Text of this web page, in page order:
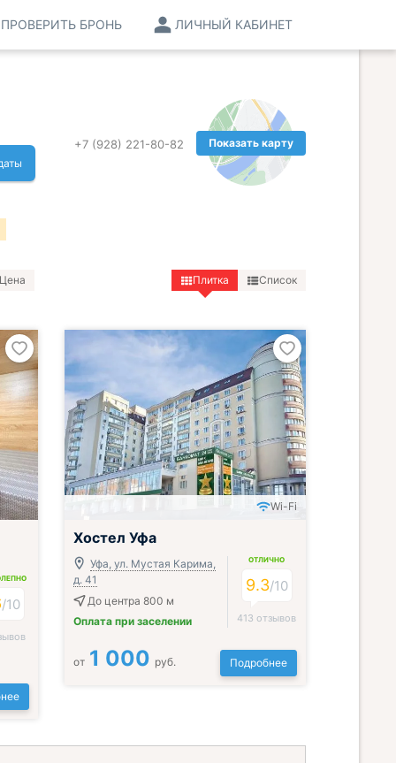
ЛИЧНЫЙ КАБИНЕТ
ПРОВЕРИТЬ БРОНЬ
Показать карту
+7 (928) 221-80-82
Цена Плитка Список
/10
Wi-Fi
Хостел Уфа
Уфа, ул. Мустая Карима,
д. 41
До центра 800 м
Оплата при заселении
ОТЛИЧНО
9.3/10
413 отзывов
от 1 000 руб. Подробнее